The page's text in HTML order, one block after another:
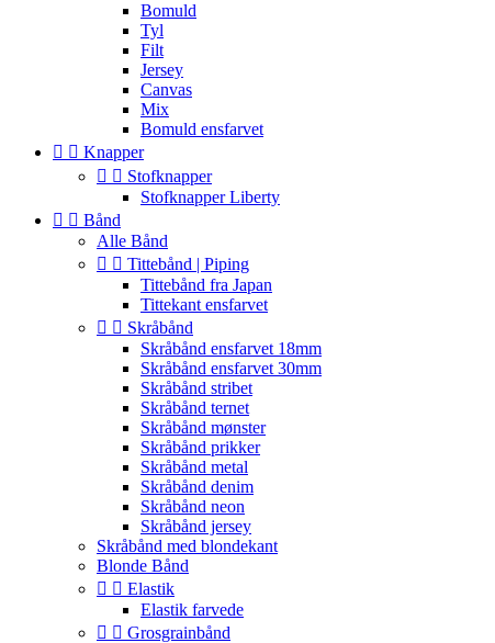
Bomuld
Tyl
Filt
Jersey
Canvas
Mix
Bomuld ensfarvet
  Knapper
  Stofknapper
Stofknapper Liberty
  Bånd
Alle Bånd
  Tittebånd | Piping
Tittebånd fra Japan
Tittekant ensfarvet
  Skråbånd
Skråbånd ensfarvet 18mm
Skråbånd ensfarvet 30mm
Skråbånd stribet
Skråbånd ternet
Skråbånd mønster
Skråbånd prikker
Skråbånd metal
Skråbånd denim
Skråbånd neon
Skråbånd jersey
Skråbånd med blondekant
Blonde Bånd
  Elastik
Elastik farvede
  Grosgrainbånd